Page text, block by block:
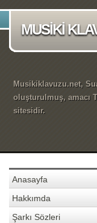
MUSİKİ
Musikiklavuzu.net,
oluşturulmuş, amacı
sitesidir.
Anasayfa
Hakkımda
Şarkı Sözleri